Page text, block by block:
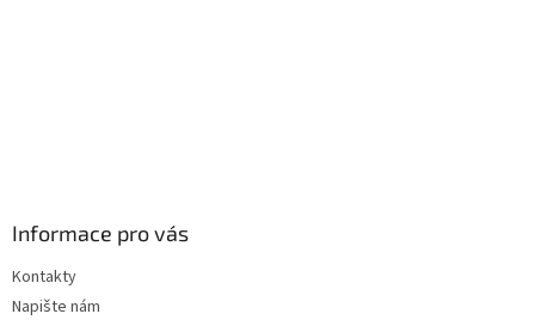
Informace pro vás
Kontakty
Napište nám